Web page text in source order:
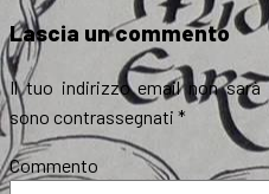
Lascia un commento
Il tuo indirizzo email non sarà
sono contrassegnati *